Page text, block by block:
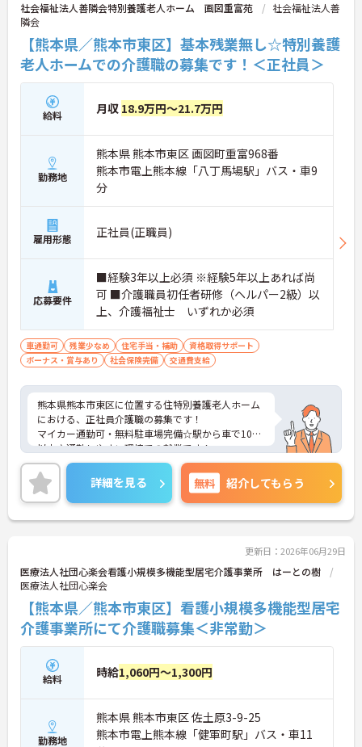
社会福祉法人善隣会特別養護老人ホーム 画図重富苑
社会福祉法人善
隣会
【熊本県／熊本市東区】基本残業無し☆特別養護
老人ホームでの介護職の募集です！＜正社員＞
給料 月収 18.9万円～21.7万円
勤務地
熊本県 熊本市東区 画図町重富968番
熊本市電上熊本線「八丁馬場駅」バス・車9
分
雇用形態 正社員(正職員)
応募要件
■経験3年以上必須 ※経験5年以上あれば尚
可 ■介護職員初任者研修（ヘルパー2級）以
上、介護福祉士 いずれか必須
車通勤可 残業少なめ 住宅手当・補助
資格取得サポート
ボーナス・賞与あり
社会保険完備 交通費支給
熊本県熊本市東区に位置する住特別養護老人ホーム
における、正社員介護職の募集です！
マイカー通勤可・無料駐車場完備☆駅から車で10分
以内♪通勤しやすい環境での就業です！
ご興味ある方には、面接対策ポイントなど、さらに
詳細をお話しいたしますのでお気軽にご相談くださ
い。
詳細を見る 無料 紹介してもらう
更新日：2026年06月29日
医療法人社団心楽会看護小規模多機能型居宅介護事業所 はーとの樹
医療法人社団心楽会
【熊本県／熊本市東区】看護小規模多機能型居宅
介護事業所にて介護職募集＜非常勤＞
給料 時給1,060円～1,300円
勤務地
熊本県 熊本市東区 佐土原3-9-25
熊本市電上熊本線「健軍町駅」バス・車11